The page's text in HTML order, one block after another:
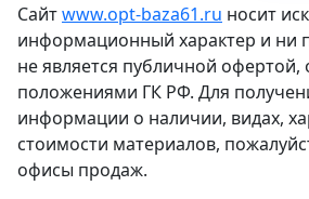
Сайтwww.opt-baza61.ru носит
информационный характер и ни
не является публичной
положениями ГК РФ. Для
информации о наличии, видах,
стоимости материалов,
офисы продаж.